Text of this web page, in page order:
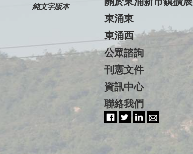
純文字版本
東涌東
東涌西
公眾諮詢
刊憲文件
資訊中心
聯絡我們